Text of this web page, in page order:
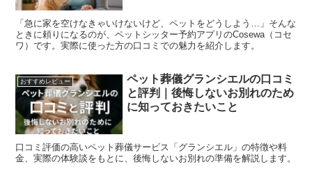
「急に家を空けなきゃいけないけど、ペットをどうしよう…」そんな
ときに頼りになるのが、ペットシッター予約アプリのCosewa（コセ
ワ）です。実際に使った方の口コミでの魅力を紹介します。
おすすめレビュー
ペット葬儀グランシエルの口コミ
と評判｜後悔しないお別れのため
に知っておきたいこと
口コミ評価の高いペット葬儀サービス「グランシエル」の特徴や料
金、実際の体験談をもとに、後悔しないお別れの準備を解説します。